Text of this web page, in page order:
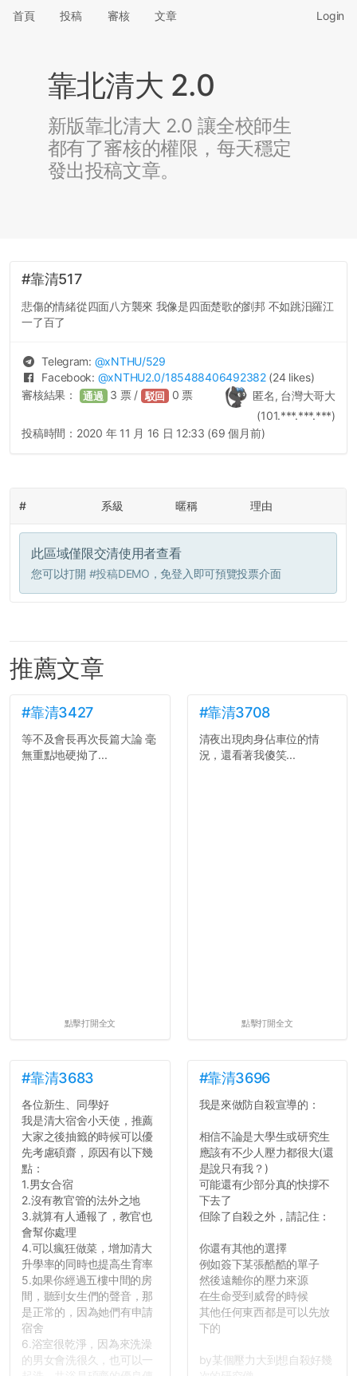
首頁 投稿 審核 文章 Login
靠北清大 2.0
新版靠北清大 2.0 讓全校師生
都有了審核的權限，每天穩定
發出投稿文章。
#靠清517
悲傷的情緒從四面八方襲來 我像是四面楚歌的劉邦 不如跳汨羅江
一了百了
Telegram: @xNTHU/529
Facebook: @xNTHU2.0/185488406492382 (24 likes)
匿名, 台灣大哥大
(101.***.***.***)
審核結果： 通過 3 票 / 駁回 0 票
投稿時間： 2020 年 11 月 16 日 12:33 (69 個月前)
# 系級 暱稱 理由
此區域僅限交清使用者查看
您可以打開 #投稿DEMO ，免登入即可預覽投票介面
推薦文章
#靠清3427
等不及會長再次長篇大論 毫
無重點地硬拗了...
點擊打開全文
#靠清3708
清夜出現肉身佔車位的情
況，還看著我傻笑...
點擊打開全文
#靠清3683
各位新生、同學好
我是清大宿舍小天使，推薦
大家之後抽籤的時候可以優
先考慮碩齋，原因有以下幾
點：
1.男女合宿
2.沒有教官管的法外之地
3.就算有人通報了，教官也
會幫你處理
4.可以瘋狂做菜，增加清大
升學率的同時也提高生育率
5.如果你經過五樓中間的房
間，聽到女生們的聲音，那
是正常的，因為她們有申請
宿舍
6.浴室很乾淨，因為來洗澡
的男女會洗很久，也可以一
#靠清3696
我是來做防自殺宣導的：
相信不論是大學生或研究生
應該有不少人壓力都很大(還
是說只有我？)
可能還有少部分真的快撐不
下去了
但除了自殺之外，請記住：
你還有其他的選擇
例如簽下某張酷酷的單子
然後遠離你的壓力來源
在生命受到威脅的時候
其他任何東西都是可以先放
下的
by某個壓力大到想自殺好幾